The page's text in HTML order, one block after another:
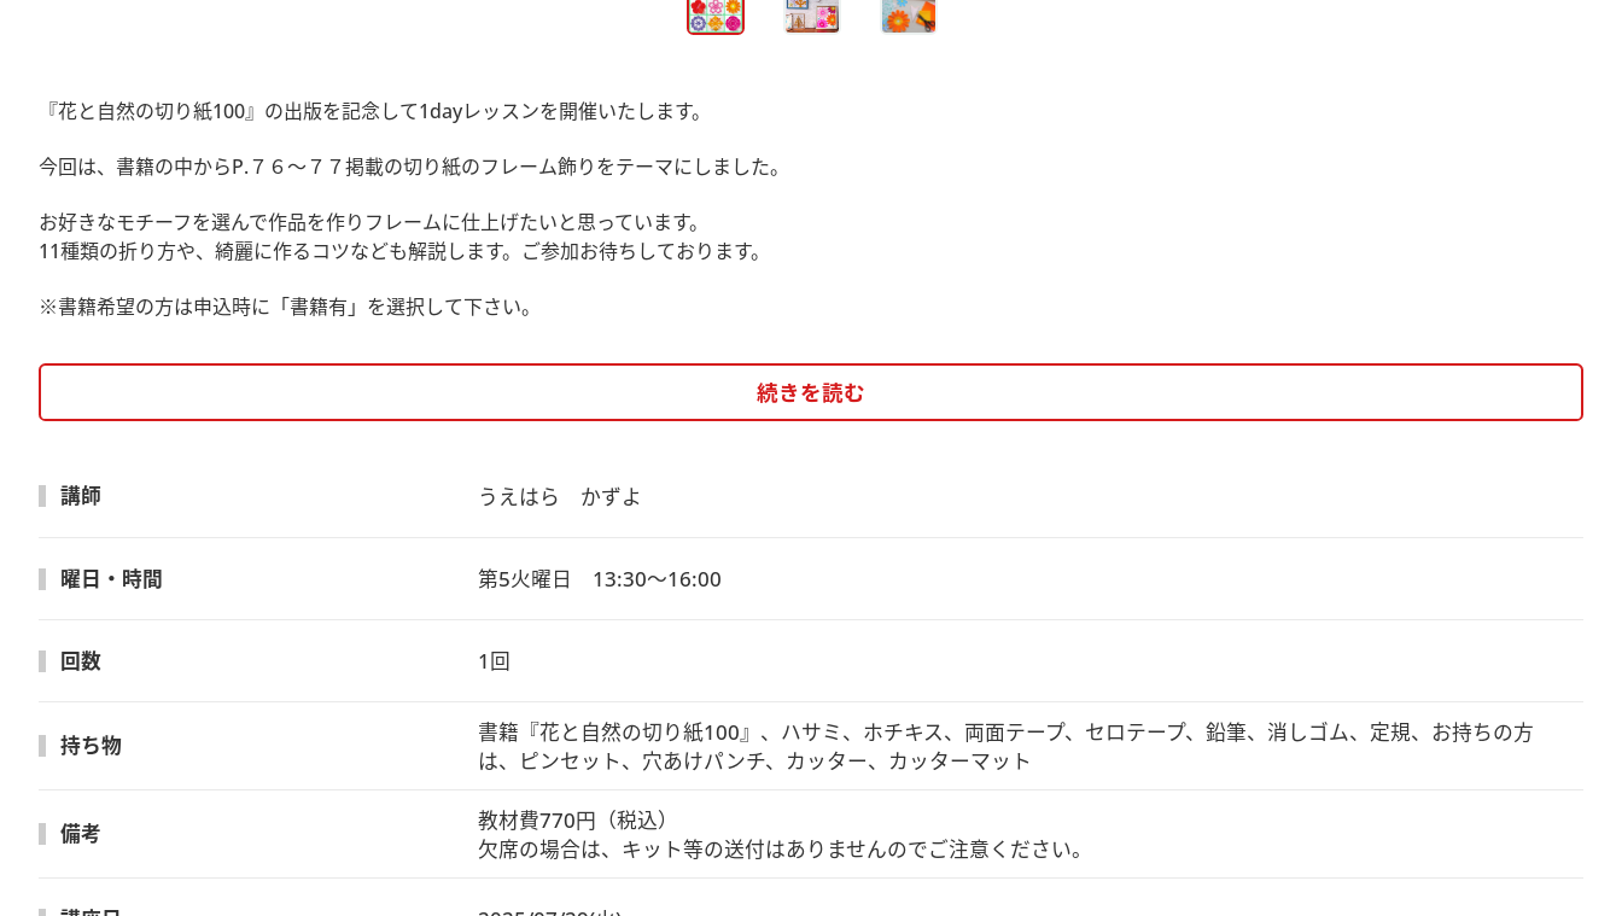
『花と自然の切り紙100』の出版を記念して1dayレッスンを開催いたします。
今回は、書籍の中からP.７６～７７掲載の切り紙のフレーム飾りをテーマにしました。
お好きなモチーフを選んで作品を作りフレームに仕上げたいと思っています。
11種類の折り方や、綺麗に作るコツなども解説します。ご参加お待ちしております。
※書籍希望の方は申込時に「書籍有」を選択して下さい。
続きを読む
講師 うえはら　かずよ
曜日・時間 第5火曜日　13:30～16:00
回数 1回
持ち物
書籍『花と自然の切り紙100』、ハサミ、ホチキス、両面テープ、セロテープ、鉛筆、消しゴム、定規、お持ちの方
は、ピンセット、穴あけパンチ、カッター、カッターマット
備考
教材費770円（税込）
欠席の場合は、キット等の送付はありませんのでご注意ください。